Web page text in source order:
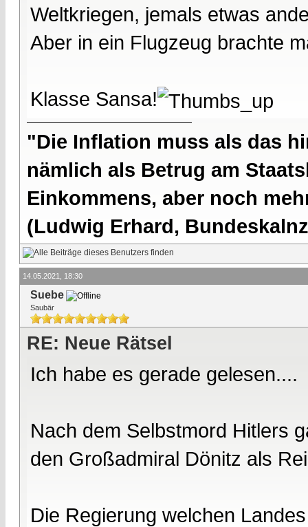
Weltkriegen, jemals etwas
Aber in ein Flugzeug brachte
Klasse Sansa!
"Die Inflation muss als das
nämlich als Betrug am
Einkommens, aber noch
(Ludwig Erhard,
14.05.2021, 18:30
Suebe
Saubär
RE: Neue Rätsel
Ich habe es gerade gelesen....
Nach dem Selbstmord Hitlers
den Großadmiral Dönitz als
Die Regierung welchen